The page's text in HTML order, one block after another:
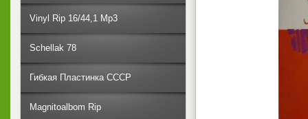
Vinyl Rip 16/44,1 Mp3
Schellak 78
Гибкая Пластинка СССР
Magnitoalbom Rip